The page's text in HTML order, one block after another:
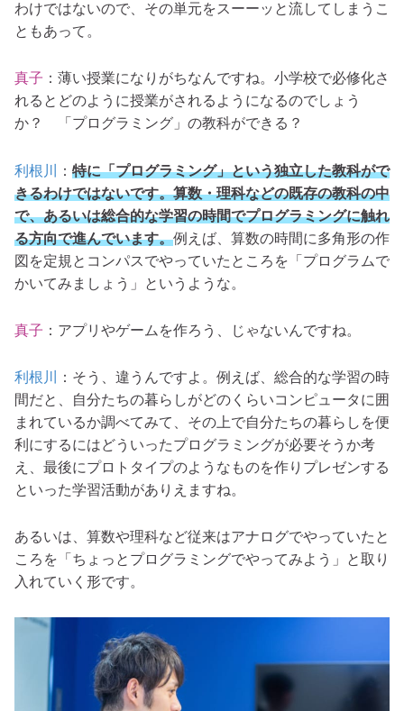
わけではないので、その単元をスーーッと流してしまうこ
ともあって。
真子 ：薄い授業になりがちなんですね。小学校で必修化さ
れるとどのように授業がされるようになるのでしょう
か？ 「プログラミング」の教科ができる？
利根川 ： 特に「プログラミング」という独立した教科がで
きるわけではないです。算数・理科などの既存の教科の中
で、あるいは総合的な学習の時間でプログラミングに触れ
る方向で進んでいます。例えば、算数の時間に多角形の作
図を定規とコンパスでやっていたところを「プログラムで
かいてみましょう」というような。
真子 ：アプリやゲームを作ろう、じゃないんですね。
利根川
：そう、違うんですよ。例えば、総合的な学習の時
間だと、自分たちの暮らしがどのくらいコンピュータに囲
まれているか調べてみて、その上で自分たちの暮らしを便
利にするにはどういったプログラミングが必要そうか考
え、最後にプロトタイプのようなものを作りプレゼンする
といった学習活動がありえますね。
あるいは、算数や理科など従来はアナログでやっていたと
ころを「ちょっとプログラミングでやってみよう」と取り
入れていく形です。